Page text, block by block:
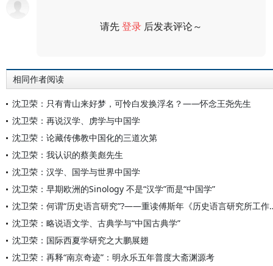
请先登录 后发表评论～
相同作者阅读
沈卫荣：只有青山来好梦，可怜白发换浮名？——怀念王尧先生
沈卫荣：再说汉学、虏学与中国学
沈卫荣：论藏传佛教中国化的三道次第
沈卫荣：我认识的蔡美彪先生
沈卫荣：汉学、国学与世界中国学
沈卫荣：早期欧洲的Sinology 不是“汉学”而是“中国学”
沈卫荣：何谓“历史语
沈卫荣：略说语文学、古典学与“中国古典学”
沈卫荣：国际西夏学研究之大鹏展翅
沈卫荣：再释“南京奇迹”：明永乐五年普度大斋渊源考